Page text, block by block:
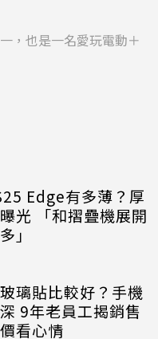
，也是一名愛玩電動＋
Edge有多薄？厚
光 「和摺疊機展開
」
玻璃貼比較好？手機
9年老員工揭銷售
看心情